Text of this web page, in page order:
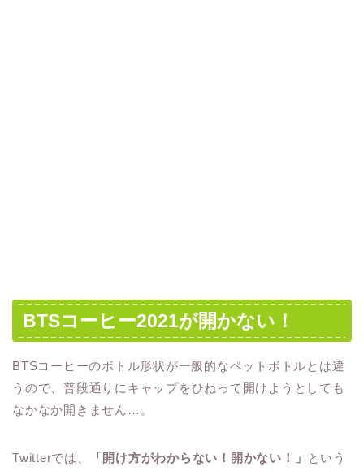
BTSコーヒー2021が開かない！
BTSコーヒーのボトル形状が一般的なペットボトルとは違
うので、普段通りにキャップをひねって開けようとしても
なかなか開きません…。
Twitterでは、 「開け方がわからない！開かない！」
という